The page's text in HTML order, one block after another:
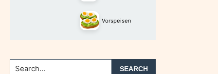
Vorspeisen
Search...